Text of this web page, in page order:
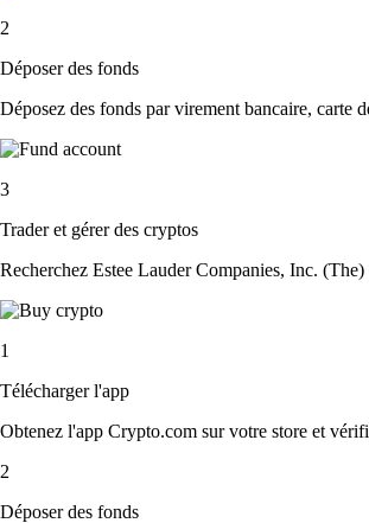
2
Déposer des fonds
Déposez des fonds par virement bancaire, carte
3
Trader et gérer des cryptos
Recherchez Estee Lauder Companies, Inc.
1
Télécharger l'app
Obtenez l'app Crypto.com sur votre store et
2
Déposer des fonds